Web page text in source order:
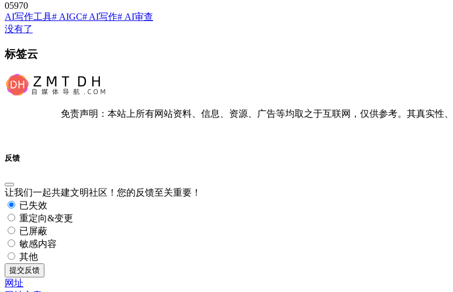
05970
AI写作工具# AIGC# AI写作# AI审查
没有了
标签云
免责声明：本站上所有网站资料、信息、资源、广告等均取之于互联网，仅供参考。其真实性
反馈
让我们一起共建文明社区！您的反馈至关重要！
已失效
重定向&变更
已屏蔽
敏感内容
其他
提交反馈
网址